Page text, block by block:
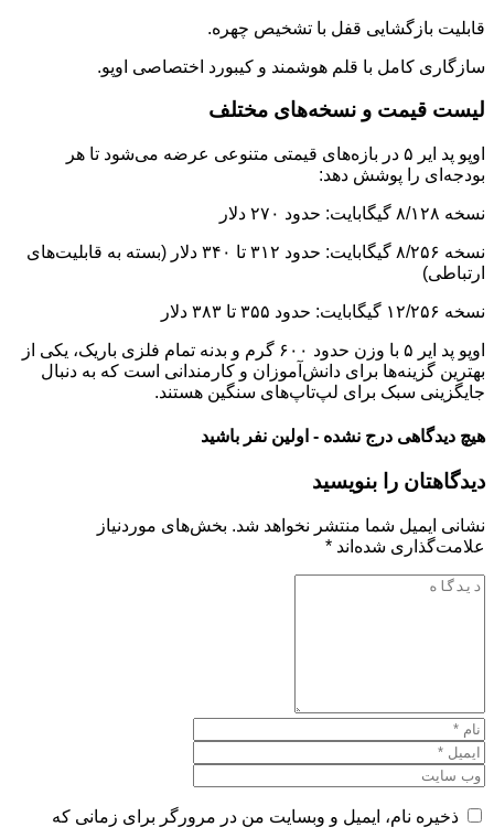
قابلیت بازگشایی قفل با تشخیص چهره.
سازگاری کامل با قلم هوشمند و کیبورد اختصاصی اوپو.
لیست قیمت و نسخه‌های مختلف
اوپو پد ایر ۵ در بازه‌های قیمتی متنوعی عرضه می‌شود تا هر
بودجه‌ای را پوشش دهد:
نسخه ۸/۱۲۸ گیگابایت: حدود ۲۷۰ دلار
نسخه ۸/۲۵۶ گیگابایت: حدود ۳۱۲ تا ۳۴۰ دلار (بسته به قابلیت‌های
ارتباطی)
نسخه ۱۲/۲۵۶ گیگابایت: حدود ۳۵۵ تا ۳۸۳ دلار
اوپو پد ایر ۵ با وزن حدود ۶۰۰ گرم و بدنه تمام فلزی باریک، یکی از
بهترین گزینه‌ها برای دانش‌آموزان و کارمندانی است که به دنبال
جایگزینی سبک برای لپ‌تاپ‌های سنگین هستند.
هیچ دیدگاهی درج نشده - اولین نفر باشید
دیدگاهتان را بنویسید
نشانی ایمیل شما منتشر نخواهد شد. بخش‌های موردنیاز
علامت‌گذاری شده‌اند *
ذخیره نام، ایمیل و وبسایت من در مرورگر برای زمانی که